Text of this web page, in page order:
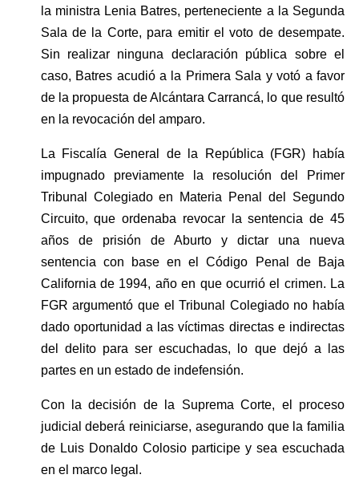
la ministra Lenia Batres, perteneciente a la Segunda
Sala de la Corte, para emitir el voto de desempate.
Sin realizar ninguna declaración pública sobre el
caso, Batres acudió a la Primera Sala y votó a favor
de la propuesta de Alcántara Carrancá, lo que resultó
en la revocación del amparo.
La Fiscalía General de la República (FGR) había
impugnado previamente la resolución del Primer
Tribunal Colegiado en Materia Penal del Segundo
Circuito, que ordenaba revocar la sentencia de 45
años de prisión de Aburto y dictar una nueva
sentencia con base en el Código Penal de Baja
California de 1994, año en que ocurrió el crimen. La
FGR argumentó que el Tribunal Colegiado no había
dado oportunidad a las víctimas directas e indirectas
del delito para ser escuchadas, lo que dejó a las
partes en un estado de indefensión.
Con la decisión de la Suprema Corte, el proceso
judicial deberá reiniciarse, asegurando que la familia
de Luis Donaldo Colosio participe y sea escuchada
en el marco legal.